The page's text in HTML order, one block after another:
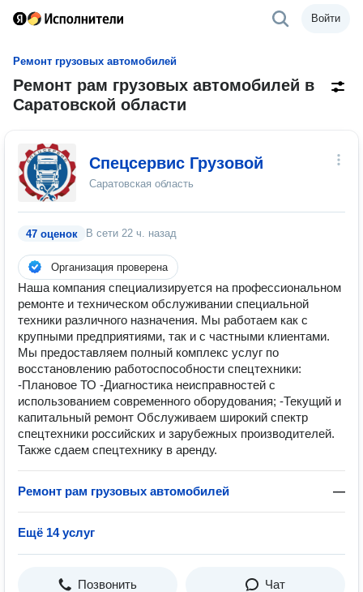
Войти
Ремонт грузовых автомобилей
Ремонт рам грузовых автомобилей в
Саратовской области
Спецсервис Грузовой
Саратовская область
47 оценок В сети 22 ч. назад
Организация проверена
Наша компания специализируется на профессиональном
ремонте и техническом обслуживании специальной
техники различного назначения. Мы работаем как с
крупными предприятиями, так и с частными клиентами.
Мы предоставляем полный комплекс услуг по
восстановлению работоспособности спецтехники:
-Плановое ТО -Диагностика неисправностей с
использованием современного оборудования; -Текущий и
капитальный ремонт Обслуживаем широкий спектр
спецтехники российских и зарубежных производителей.
Также сдаем спецтехнику в аренду.
Ремонт рам грузовых автомобилей —
Ещё 14 услуг
Позвонить Чат